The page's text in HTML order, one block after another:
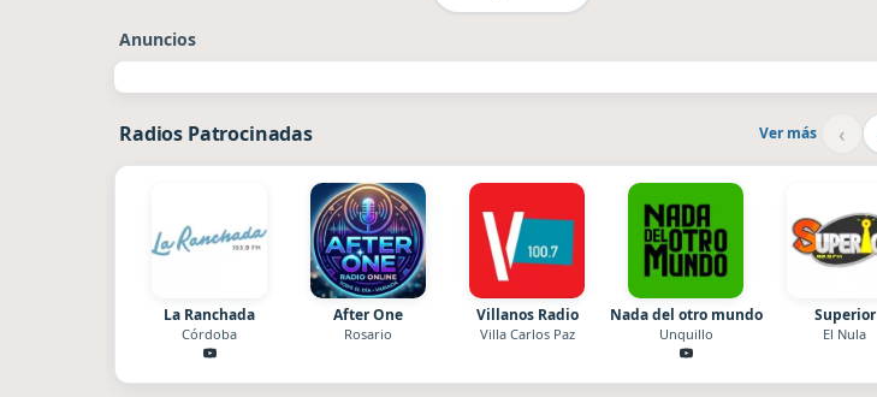
Anuncios
Radios Patrocinadas Ver más ‹
La Ranchada
Córdoba
After One
Rosario
Villanos Radio
Villa Carlos Paz
Nada del otro mundo
Unquillo
Superior
El Nula